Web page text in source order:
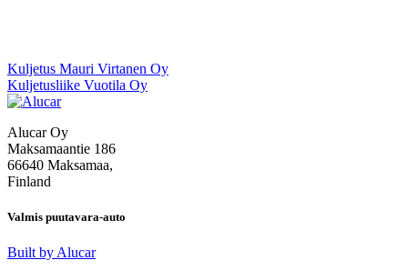
Artikkelien
selaus
Kuljetus Mauri Virtanen Oy
Kuljetusliike Vuotila Oy
Alucar Oy
Maksamaantie 186
66640 Maksamaa,
Finland
Valmis puutavara-auto
Built by Alucar